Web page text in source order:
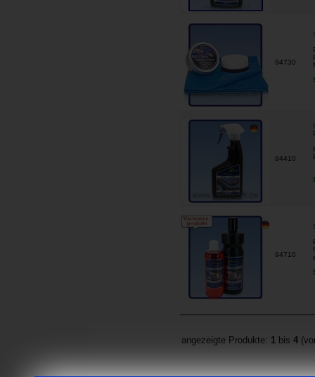
94730
94410
94710
angezeigte Produkte: 1 bis 4